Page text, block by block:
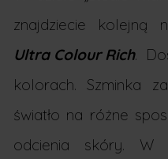
znajdziecie kolejną
Ultra Colour Rich.
kolorach. Szminka
światło na różne
odcienia skóry. W